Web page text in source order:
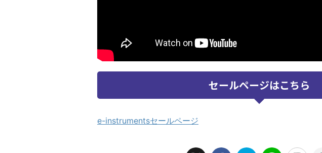
セールページはこちら
e-instrumentsセールページ